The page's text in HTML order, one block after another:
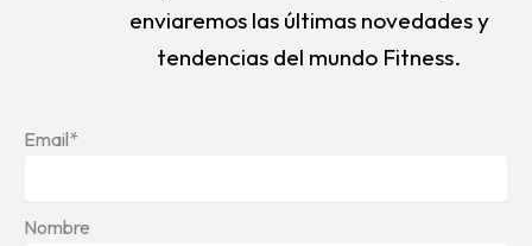
enviaremos las últimas novedades y
tendencias del mundo Fitness.
Email*
Nombre